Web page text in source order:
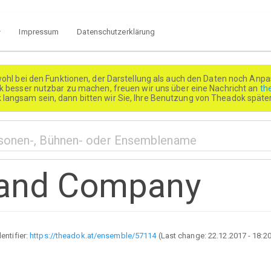
Impressum Datenschutzerklärung
bei den Funktionen, der Darstellung als auch den Daten noch
besser nutzbar zu machen, freuen wir uns über eine Nachricht an
sein, dann bitten wir Sie, Ihre Benutzung von Theadok
Company
https://theadok.at/ensemble/57114(Last change: 22.12.2017 - 18:20